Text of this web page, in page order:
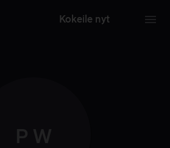
Kokeile nyt
P W